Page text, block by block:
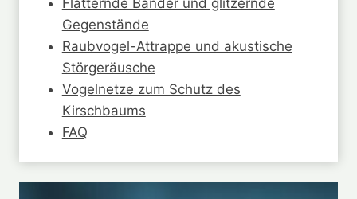
Gegenstände
Raubvogel-Attrappe und akustische
Störgeräusche
Vogelnetze zum Schutz des
Kirschbaums
FAQ